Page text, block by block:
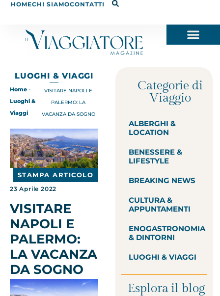
HOMECHI SIAMOCONTATTI
LUOGHI & VIAGGI
Home -
Luoghi &
Viaggi
VISITARE NAPOLI E
PALERMO: LA
VACANZA DA SOGNO
STAMPA ARTICOLO
23 Aprile 2022
VISITARE
NAPOLI E
PALERMO:
LA VACANZA
DA SOGNO
Categorie di
Viaggio
ALBERGHI &
LOCATION
BENESSERE &
LIFESTYLE
BREAKING NEWS
CULTURA &
APPUNTAMENTI
ENOGASTRONOMIA
& DINTORNI
LUOGHI & VIAGGI
Esplora il blog